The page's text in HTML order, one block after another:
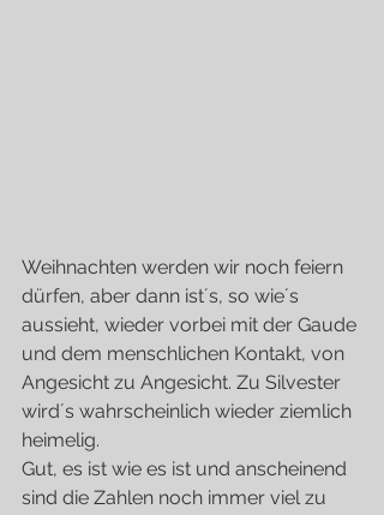
Weihnachten werden wir noch feiern
dürfen, aber dann ist´s, so wie´s
aussieht, wieder vorbei mit der Gaude
und dem menschlichen Kontakt, von
Angesicht zu Angesicht. Zu Silvester
wird´s wahrscheinlich wieder ziemlich
heimelig.
Gut, es ist wie es ist und anscheinend
sind die Zahlen noch immer viel zu